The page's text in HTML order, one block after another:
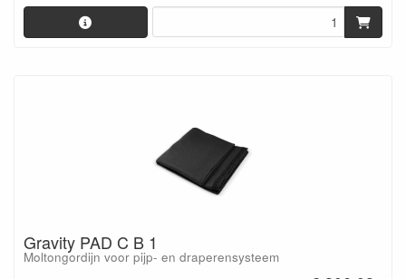
Gravity PAD C B 1
Moltongordijn voor pijp- en draperensysteem